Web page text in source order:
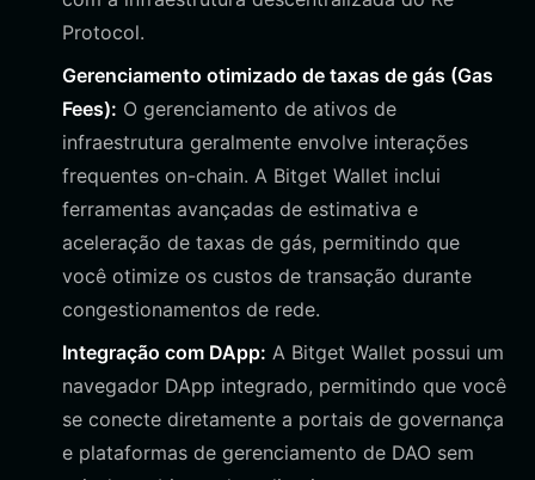
Protocol.
Gerenciamento otimizado de taxas de gás (Gas
Fees): O gerenciamento de ativos de
infraestrutura geralmente envolve interações
frequentes on-chain. A Bitget Wallet inclui
ferramentas avançadas de estimativa e
aceleração de taxas de gás, permitindo que
você otimize os custos de transação durante
congestionamentos de rede.
Integração com DApp: A Bitget Wallet possui um
navegador DApp integrado, permitindo que você
se conecte diretamente a portais de governança
e plataformas de gerenciamento de DAO sem